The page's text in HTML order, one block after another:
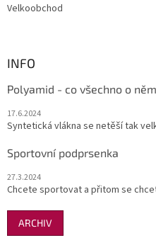
Velkoobchod
INFO
Polyamid - co všechno o
17.6.2024
Syntetická vlákna se netěší tak
Sportovní podprsenka
27.3.2024
Chcete sportovat a přitom se
ARCHIV